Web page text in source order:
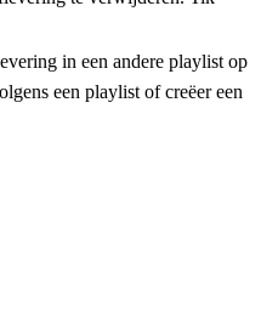
in een andere playlist op
een playlist of creëer een